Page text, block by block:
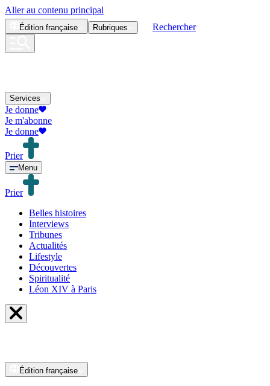
Aller au contenu principal
Édition française Rubriques Rechercher
Services
Je donne
Je m'abonne
Je donne
Prier
Menu
Prier
Belles histoires
Interviews
Tribunes
Actualités
Lifestyle
Découvertes
Spiritualité
Léon XIV à Paris
Édition française